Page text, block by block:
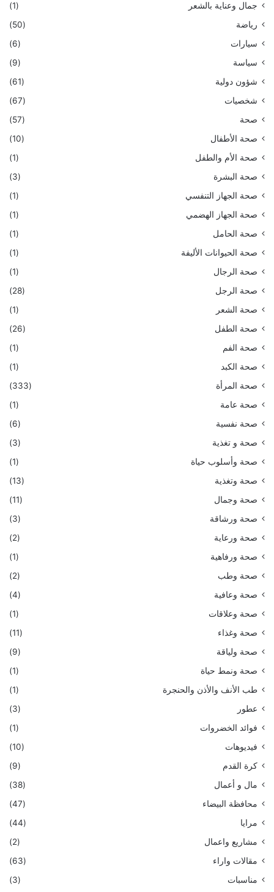
جمال وعناية بالشعر
(1)
رياضة
(50)
سيارات
(6)
سياسة
(9)
شؤون دولية
(61)
شخصيات
(67)
صحة
(57)
صحة الأطفال
(10)
صحة الأم والطفل
(1)
صحة البشرة
(3)
صحة الجهاز التنفسي
(1)
صحة الجهاز الهضمي
(1)
صحة الحامل
(1)
صحة الحيوانات الأليفة
(1)
صحة الرجال
(1)
صحة الرجل
(28)
صحة الشعر
(1)
صحة الطفل
(26)
صحة الفم
(1)
صحة الكبد
(1)
صحة المرأة
(333)
صحة عامة
(1)
صحة نفسية
(6)
صحة و تغذية
(3)
صحة وأسلوب حياة
(1)
صحة وتغذية
(13)
صحة وجمال
(11)
صحة ورشاقة
(3)
صحة ورعاية
(2)
صحة ورفاهية
(1)
صحة وطب
(2)
صحة وعافية
(4)
صحة وعلاقات
(1)
صحة وغذاء
(11)
صحة ولياقة
(9)
صحة ونمط حياة
(1)
طب الأنف والأذن والحنجرة
(1)
عطور
(3)
فوائد الخضروات
(1)
فيديوهات
(10)
كرة القدم
(9)
مال و أعمال
(38)
محافظة البيضاء
(47)
مرايا
(44)
مشاريع واعمال
(2)
مقالات واراء
(63)
مناسبات
(3)